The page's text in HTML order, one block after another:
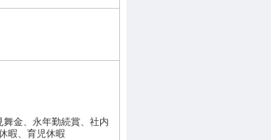
金、永年勤続賞、社内
暇、育児休暇